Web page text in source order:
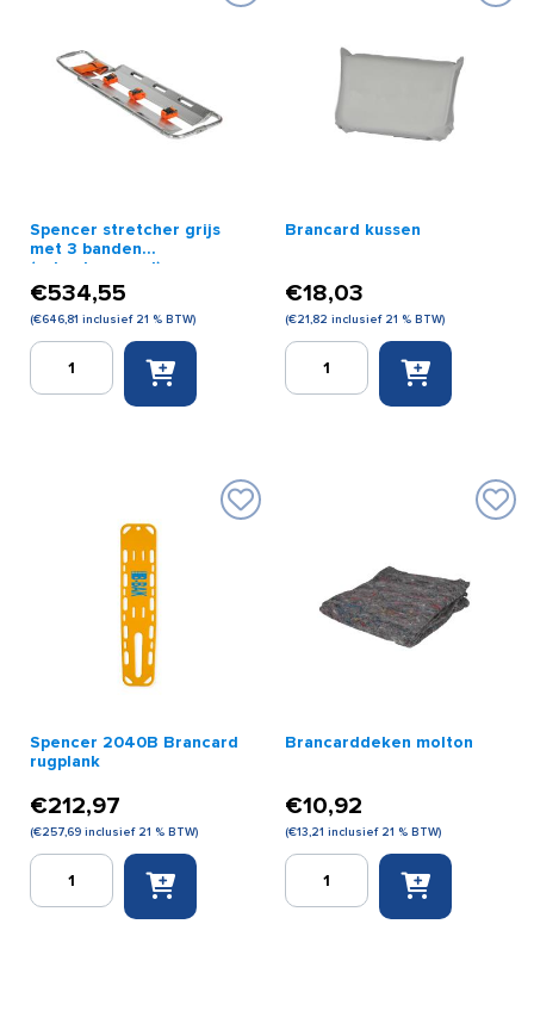
Spencer stretcher grijs
met 3 banden
(schepbrancard)
€534,55
(€646,81 inclusief 21 % BTW)
Spencer
stretcher
Brancard kussen
€18,03
(€21,82 inclusief 21 % BTW)
Brancard
kussen
Spencer 2040B Brancard
rugplank
€212,97
(€257,69 inclusief 21 % BTW)
Spencer
2040B
Brancarddeken molton
€10,92
(€13,21 inclusief 21 % BTW)
Brancarddeken
molton